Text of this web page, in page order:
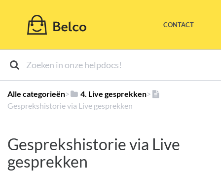
CONTACT
Alle categorieën​>​ ​4. Live gesprekken​>​
Gesprekshistorie via Live gesprekken
Gesprekshistorie via Live
gesprekken